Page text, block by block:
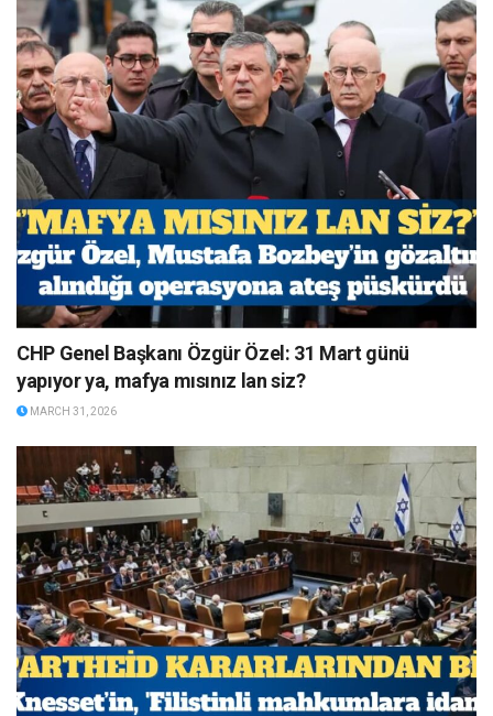
CHP Genel Başkanı Özgür Özel: 31 Mart günü
yapıyor ya, mafya mısınız lan siz?
MARCH 31, 2026